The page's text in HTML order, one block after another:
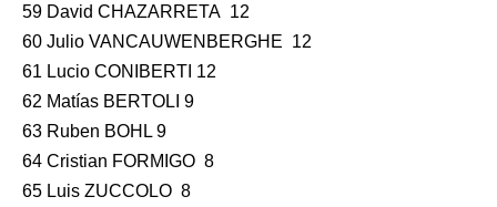
59 David CHAZARRETA 12
60 Julio VANCAUWENBERGHE 12
61 Lucio CONIBERTI 12
62 Matías BERTOLI 9
63 Ruben BOHL 9
64 Cristian FORMIGO 8
65 Luis ZUCCOLO 8